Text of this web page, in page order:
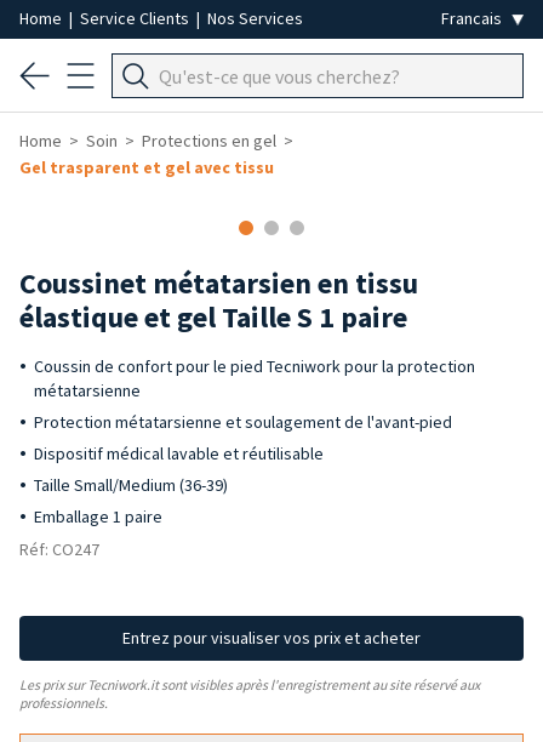
Home | Service Clients | Nos Services
Home Soin
Protections en gel
Gel trasparent et gel avec tissu
Coussinet métatarsien en tissu
élastique et gel Taille S 1 paire
Coussin de confort pour le pied Tecniwork pour la protection
métatarsienne
Protection métatarsienne et soulagement de l'avant-pied
Dispositif médical lavable et réutilisable
Taille Small/Medium (36-39)
Emballage 1 paire
Réf: CO247
Entrez pour visualiser vos prix et acheter
Les prix sur Tecniwork.it sont visibles après l'enregistrement au site réservé aux
professionnels.